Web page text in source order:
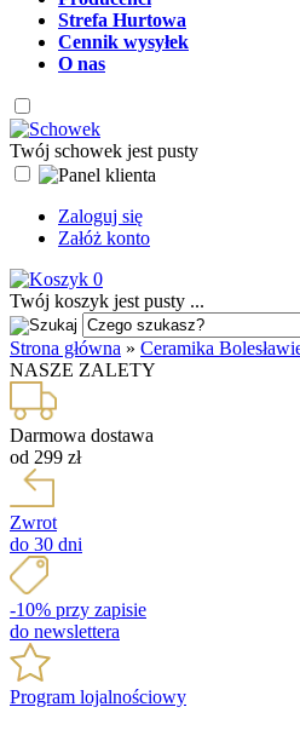
Strefa Hurtowa
Cennik wysyłek
O nas
Twój schowek jest pusty
Zaloguj się
Załóż konto
0
Twój koszyk jest pusty ...
Strona główna » Ceramika
NASZE ZALETY
Darmowa dostawa
od 299 zł
Zwrot
do 30 dni
-10% przy zapisie
do newslettera
Program lojalnościowy